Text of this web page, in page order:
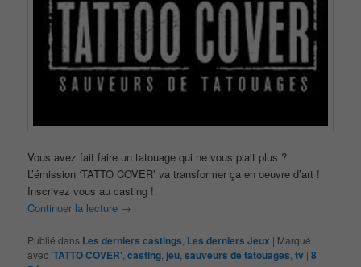
Vous avez fait faire un tatouage qui ne vous plait plus ?
L’émission ‘TATTO COVER’ va transformer ça en oeuvre d’art !
Inscrivez vous au casting !
Continuer la lecture →
Publié dans Les derniers castings Les derniers Jeux | Marqué
avec'TATTO COVER' ,casting jeu ,sauveurs de tatouages ,tv |8